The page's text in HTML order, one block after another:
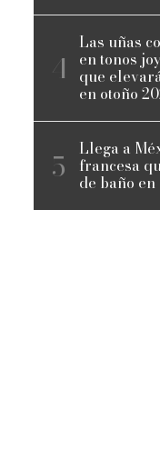
Las uñas
en tonos
que
en otoño
Llega a
francesa
de baño